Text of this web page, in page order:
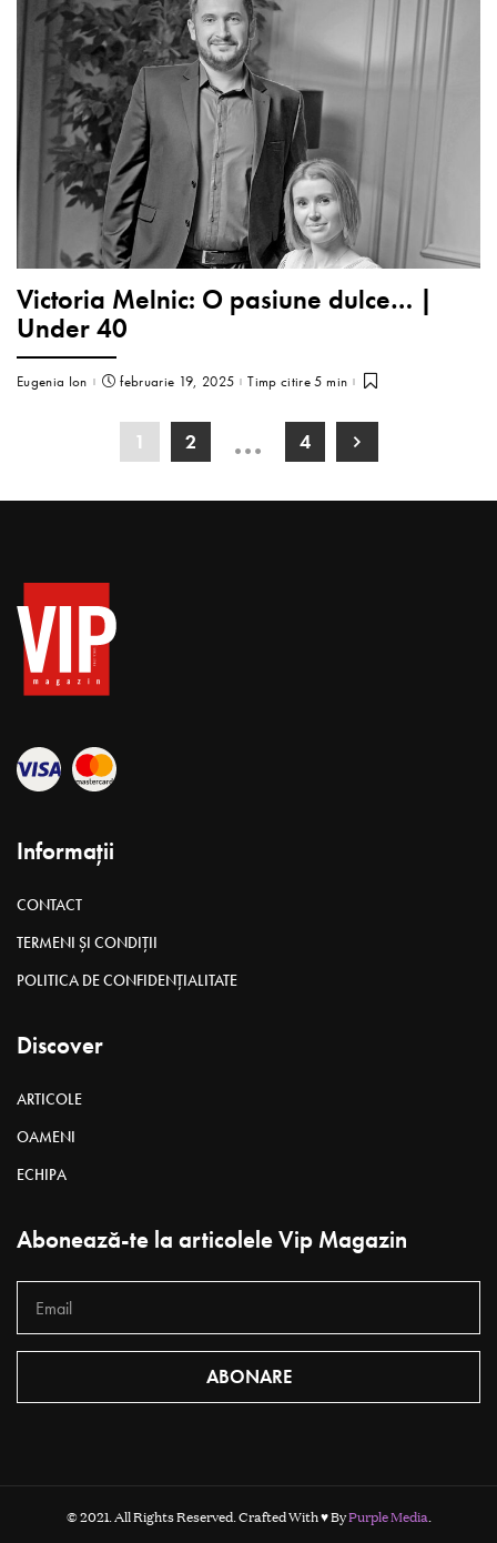
Victoria Melnic: O pasiune dulce… |
Under 40
Eugenia Ion februarie 19, 2025 Timp citire 5 min
1 2 … 4
Informații
CONTACT
TERMENI ȘI CONDIȚII
POLITICA DE CONFIDENȚIALITATE
Discover
ARTICOLE
OAMENI
ECHIPA
Abonează-te la articolele Vip Magazin
ABONARE
© 2021. All Rights Reserved. Crafted With ♥ ByPurple Media